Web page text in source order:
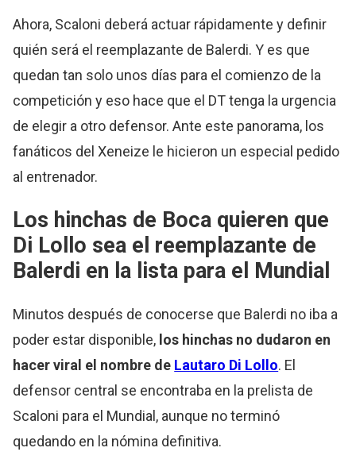
Ahora, Scaloni deberá actuar rápidamente y definir
quién será el reemplazante de Balerdi. Y es que
quedan tan solo unos días para el comienzo de la
competición y eso hace que el DT tenga la urgencia
de elegir a otro defensor. Ante este panorama, los
fanáticos del Xeneize le hicieron un especial pedido
al entrenador.
Los hinchas de Boca quieren que
Di Lollo sea el reemplazante de
Balerdi en la lista para el Mundial
Minutos después de conocerse que Balerdi no iba a
poder estar disponible, los hinchas no dudaron en
hacer viral el nombre de Lautaro Di Lollo. El
defensor central se encontraba en la prelista de
Scaloni para el Mundial, aunque no terminó
quedando en la nómina definitiva.